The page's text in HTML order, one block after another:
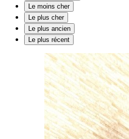
Le moins cher
Le plus cher
Le plus ancien
Le plus récent